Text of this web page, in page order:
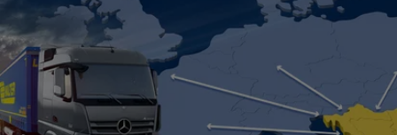
UNSERE MÄRKTE
Europa
Zentralasien